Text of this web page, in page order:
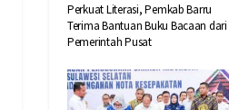
Perkuat Literasi, Pemkab Barru
Terima Bantuan Buku Bacaan dari
Pemerintah Pusat